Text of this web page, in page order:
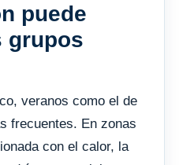
puede
grupos
veranos como el de
frecuentes. En zonas
con el calor, la